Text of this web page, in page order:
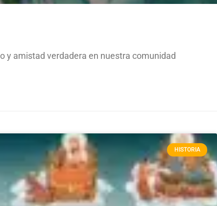
y amistad verdadera en nuestra comunidad
HISTORIA